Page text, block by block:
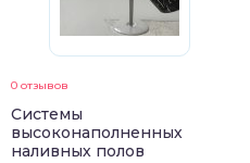
0 отзывов
Системы
высоконаполненных
наливных полов